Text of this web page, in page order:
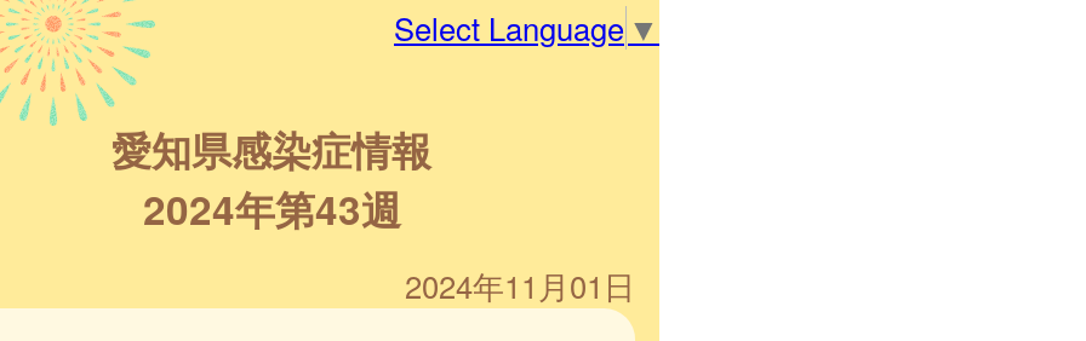
Select Language ▼
愛知県感染症情報
2024年第43週
2024年11月01日